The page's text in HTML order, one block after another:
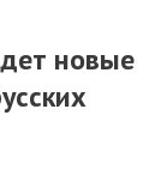
новые